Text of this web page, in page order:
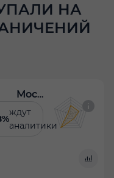
НА
МосБиржа
ждут
аналитики